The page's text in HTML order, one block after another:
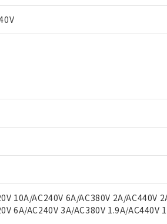
10A/AC240V 6A/AC380V 2A/AC440V
6A/AC240V 3A/AC380V 1.9A/AC440V
のうえご利用ください。
中には、本サービスの対象外となる商品
の実際の在庫および標準価格とは異なる
。
社販売拠点は「販売ネットワーク
」を
を当社の事前の承諾なく第三者に漏洩ま
質）の非含有に対応した製品が提供可能
）の非含有に対応した製品に切り替える
物質）の非含有に非対応の商品で、対応
物質）の非含有の対応状況を調査中また
で、有害物質有無と関係のない商品です
としていたものが、含有品と判明した
下、 カドミウム(Cd) 100ppm以下、
を超える意図的な使用がないことを確認しています
、予定月が前後することがあります。
RoHSの基準値以下であることを示しま
RoHSの基準値を超えていることを示し
へお問い合わせください。
化ビフェニル類) : 1000ppm、 PBDEs(ポリ臭化ジ
フタル酸ジイソブチル) : 1000ppm、 BBP(フタル酸
す。
。
販売する場合は、上記1、2および3の内
売に係わる関係者が違法に輸出するおそ
庫あり